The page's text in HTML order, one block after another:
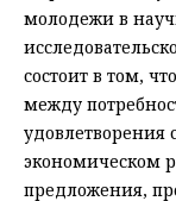
молодежи в
состоит в том,
между
экономическом
предложения,